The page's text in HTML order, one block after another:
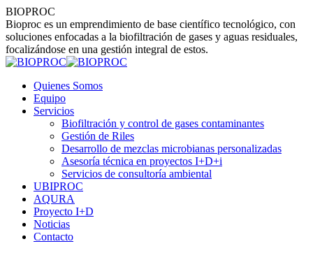
Skip
to
content
BIOPROC
Bioproc es un emprendimiento de base científico tecnológico, con
soluciones enfocadas a la biofiltración de gases y aguas residuales,
focalizándose en una gestión integral de estos.
Quienes Somos
Equipo
Servicios
Biofiltración y control de gases contaminantes
Gestión de Riles
Desarrollo de mezclas microbianas personalizadas
Asesoría técnica en proyectos I+D+i
Servicios de consultoría ambiental
UBIPROC
AQURA
Proyecto I+D
Noticias
Contacto